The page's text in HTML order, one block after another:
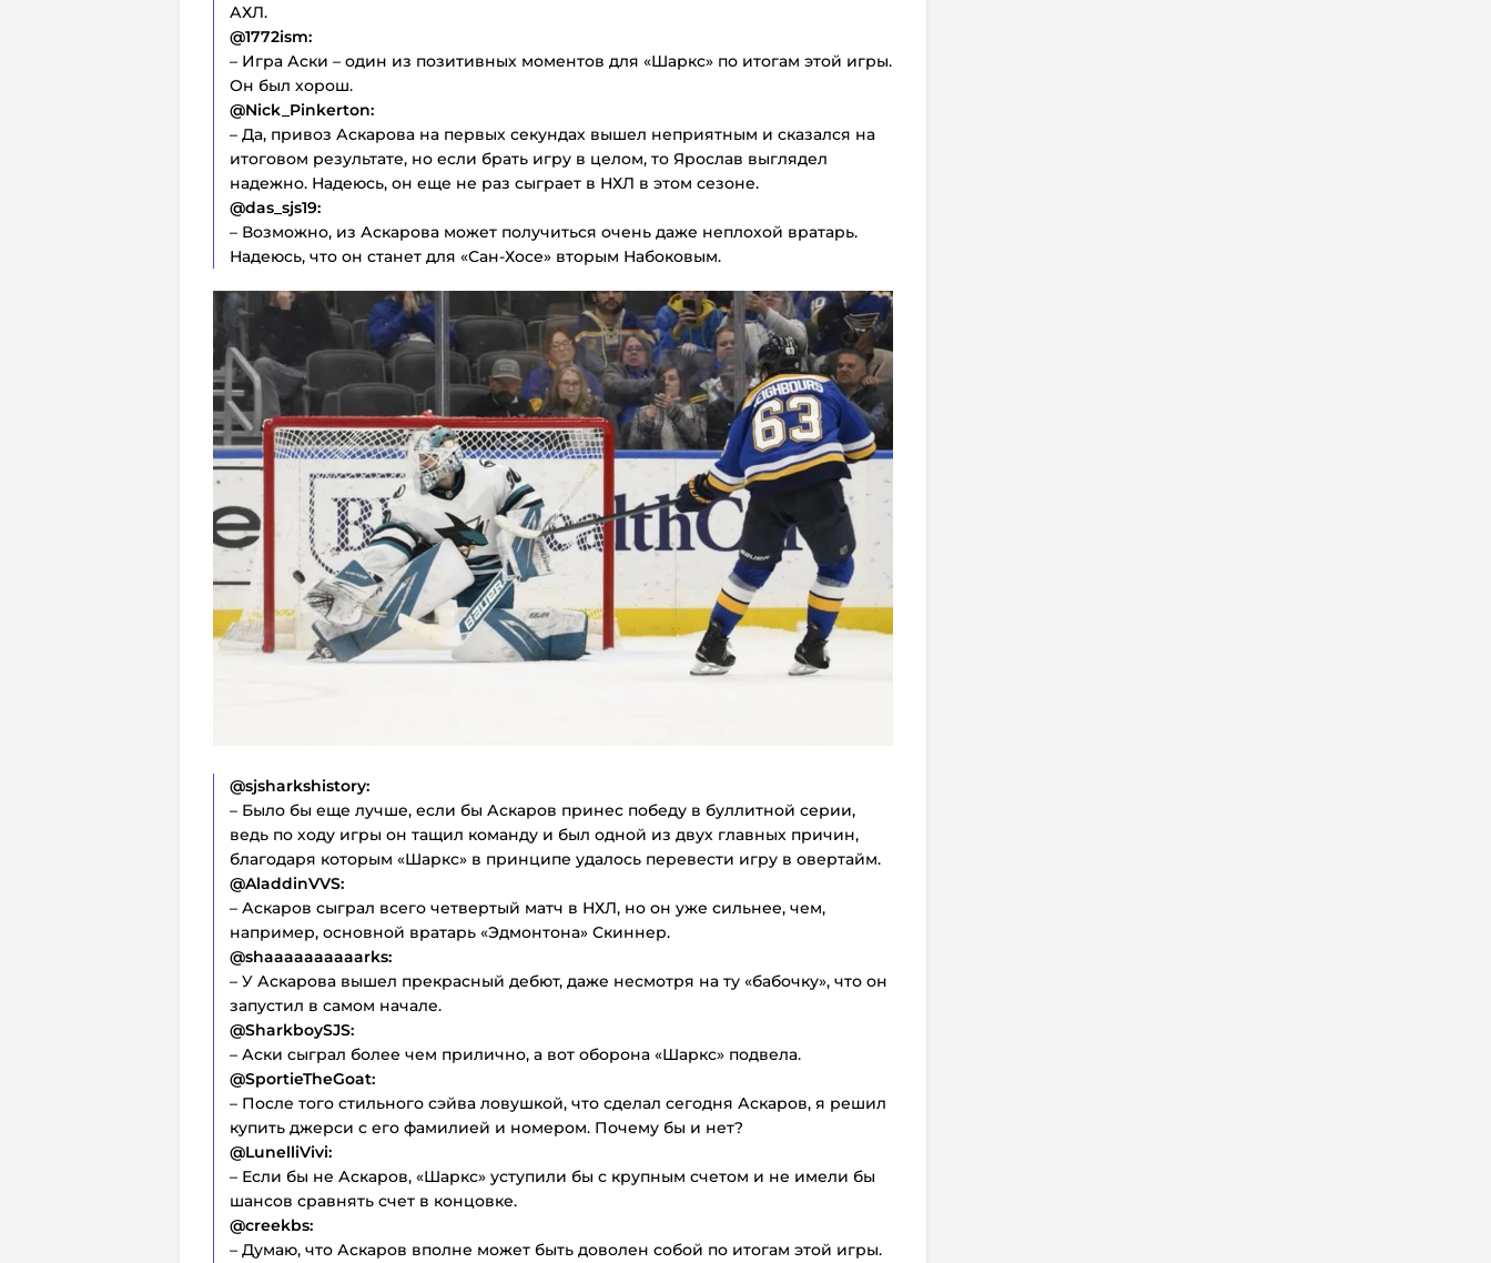
АХЛ.
@1772ism:
– Игра Аски – один из позитивных моментов для «Шаркс» по итогам этой игры.
Он был хорош.
@Nick_Pinkerton:
– Да, привоз Аскарова на первых секундах вышел неприятным и сказался на
итоговом результате, но если брать игру в целом, то Ярослав выглядел
надежно. Надеюсь, он еще не раз сыграет в НХЛ в этом сезоне.
@das_sjs19:
– Возможно, из Аскарова может получиться очень даже неплохой вратарь.
Надеюсь, что он станет для «Сан-Хосе» вторым Набоковым.
@sjsharkshistory:
– Было бы еще лучше, если бы Аскаров принес победу в буллитной серии,
ведь по ходу игры он тащил команду и был одной из двух главных причин,
благодаря которым «Шаркс» в принципе удалось перевести игру в овертайм.
@AladdinVVS:
– Аскаров сыграл всего четвертый матч в НХЛ, но он уже сильнее, чем,
например, основной вратарь «Эдмонтона» Скиннер.
@shaaaaaaaaaarks:
– У Аскарова вышел прекрасный дебют, даже несмотря на ту «бабочку», что он
запустил в самом начале.
@SharkboySJS:
– Аски сыграл более чем прилично, а вот оборона «Шаркс» подвела.
@SportieTheGoat:
– После того стильного сэйва ловушкой, что сделал сегодня Аскаров, я решил
купить джерси с его фамилией и номером. Почему бы и нет?
@LunelliVivi:
– Если бы не Аскаров, «Шаркс» уступили бы с крупным счетом и не имели бы
шансов сравнять счет в концовке.
@creekbs:
– Думаю, что Аскаров вполне может быть доволен собой по итогам этой игры.